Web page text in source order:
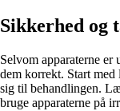
Sikkerhed og
Selvom apparaterne
dem korrekt. Start
sig til behandlingen.
bruge apparaterne på